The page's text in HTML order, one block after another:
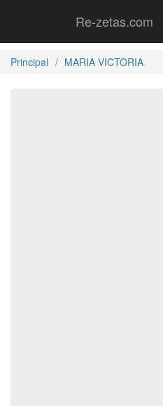
Re-zetas.com
Principal MARIA VICTORIA